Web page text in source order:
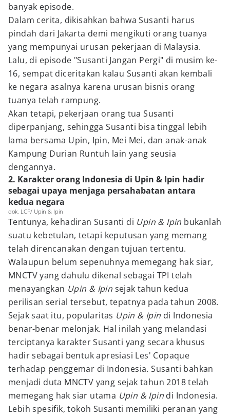
banyak episode.
Dalam cerita, dikisahkan bahwa Susanti harus
pindah dari Jakarta demi mengikuti orang tuanya
yang mempunyai urusan pekerjaan di Malaysia.
Lalu, di episode "Susanti Jangan Pergi" di musim ke-
16, sempat diceritakan kalau Susanti akan kembali
ke negara asalnya karena urusan bisnis orang
tuanya telah rampung.
Akan tetapi, pekerjaan orang tua Susanti
diperpanjang, sehingga Susanti bisa tinggal lebih
lama bersama Upin, Ipin, Mei Mei, dan anak-anak
Kampung Durian Runtuh lain yang seusia
dengannya.
2. Karakter orang Indonesia di Upin & Ipin hadir
sebagai upaya menjaga persahabatan antara
kedua negara
dok. LCP/ Upin & Ipin
Tentunya, kehadiran Susanti di Upin & Ipin bukanlah
suatu kebetulan, tetapi keputusan yang memang
telah direncanakan dengan tujuan tertentu.
Walaupun belum sepenuhnya memegang hak siar,
MNCTV yang dahulu dikenal sebagai TPI telah
menayangkan Upin & Ipin sejak tahun kedua
perilisan serial tersebut, tepatnya pada tahun 2008.
Sejak saat itu, popularitas Upin & Ipin di Indonesia
benar-benar melonjak. Hal inilah yang melandasi
terciptanya karakter Susanti yang secara khusus
hadir sebagai bentuk apresiasi Les' Copaque
terhadap penggemar di Indonesia. Susanti bahkan
menjadi duta MNCTV yang sejak tahun 2018 telah
memegang hak siar utama Upin & Ipin di Indonesia.
Lebih spesifik, tokoh Susanti memiliki peranan yang